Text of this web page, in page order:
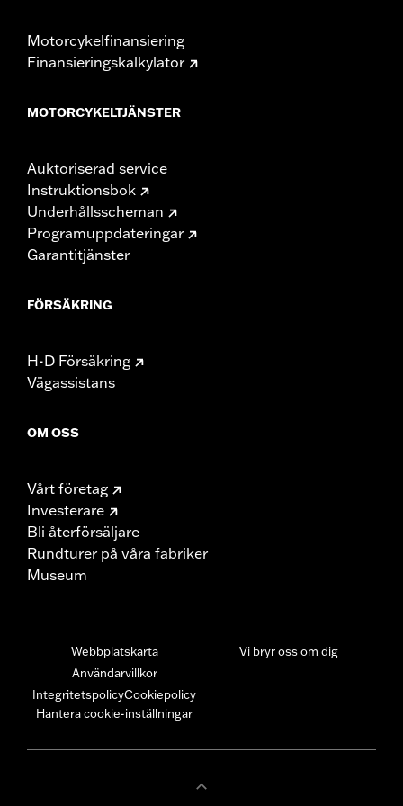
Motorcykelfinansiering
Finansieringskalkylator
MOTORCYKELTJÄNSTER
Auktoriserad service
Instruktionsbok
Underhållsscheman
Programuppdateringar
Garantitjänster
FÖRSÄKRING
H-D Försäkring
Vägassistans
OM OSS
Vårt företag
Investerare
Bli återförsäljare
Rundturer på våra fabriker
Museum
Webbplatskarta
Användarvillkor
IntegritetspolicyCookiepolicy
Hantera cookie-inställningar
Vi bryr oss om dig